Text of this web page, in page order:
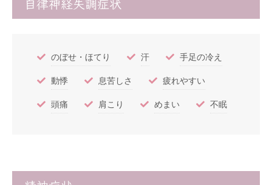
自律神経失調症状
のぼせ・ほてり 汗 手足の冷え
動悸 息苦しさ 疲れやすい
頭痛 肩こり めまい 不眠